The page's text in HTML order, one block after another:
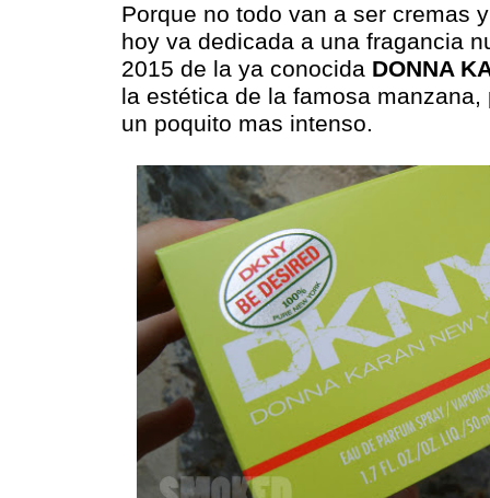
Porque no todo van a ser cremas
hoy va dedicada a una fragancia
2015 de la ya conocida DONNA
la estética de la famosa
un poquito mas intenso.